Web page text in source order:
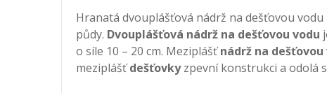
Hranatá dvouplášťová nádrž na dešťovou
půdy. Dvouplášťová nádrž na dešťovou vodu
o síle 10 – 20 cm. Meziplášťnádrž na dešťovou
meziplášťdešťovkyzpevní konstrukci a odolá